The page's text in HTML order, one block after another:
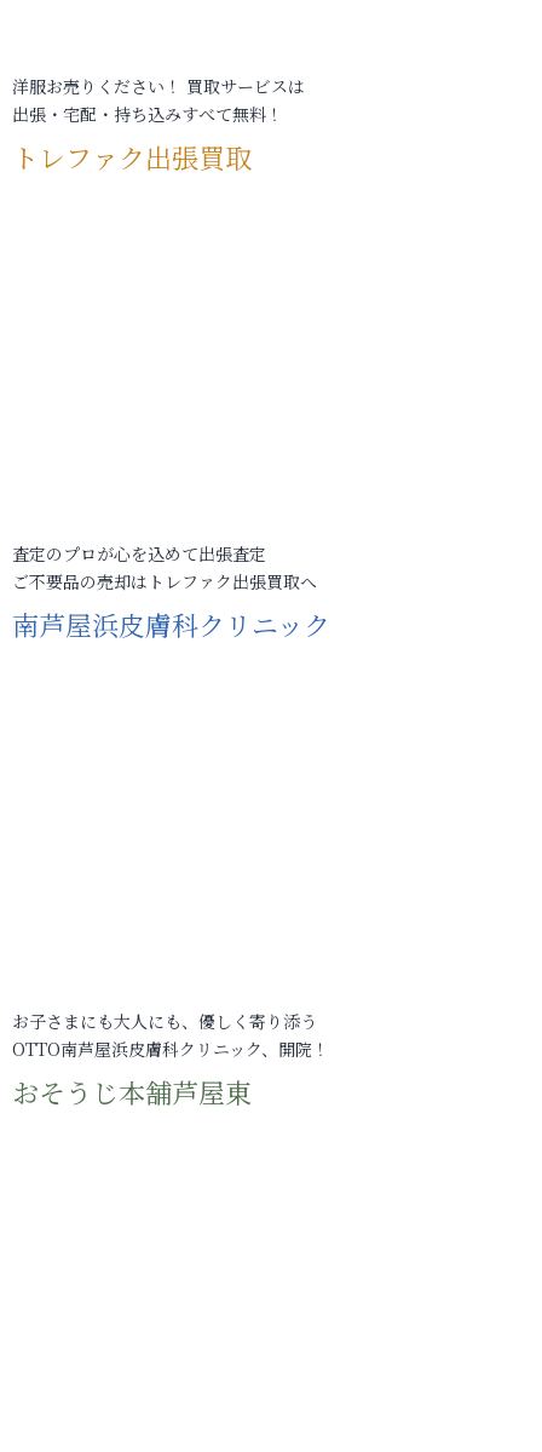
洋服お売りください！ 買取サービスは
出張・宅配・持ち込みすべて無料！
トレファク出張買取
査定のプロが心を込めて出張査定
ご不要品の売却はトレファク出張買取へ
南芦屋浜皮膚科クリニック
お子さまにも大人にも、優しく寄り添う
OTTO南芦屋浜皮膚科クリニック、開院！
おそうじ本舗芦屋東